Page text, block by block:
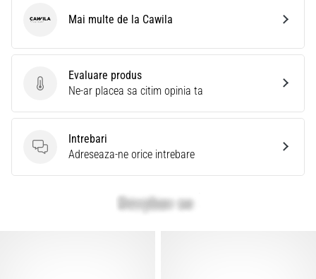
Evaluare produs
Evaluare produs
Ne-ar placea sa citim opinia ta
Intrebari
Intrebari
Adreseaza-ne orice intrebare
Cawila Mai multe de la Cawila